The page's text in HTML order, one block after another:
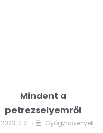
Mindent a
petrezselyemről
2023.12.21. • Gyógynövények